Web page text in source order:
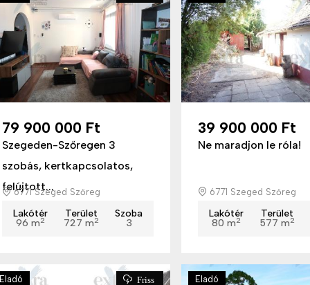
79 900 000 Ft
Szegeden-Szőregen 3
szobás, kertkapcsolatos,
felújtott...
6771 Szeged Szőreg
Lakótér
96 m2
Terület
727 m2
Szoba
3
39 900 000 Ft
Ne maradjon le róla!
6771 Szeged Szőreg
Lakótér
80 m2
Terület
577 m2
Eladó Friss Eladó